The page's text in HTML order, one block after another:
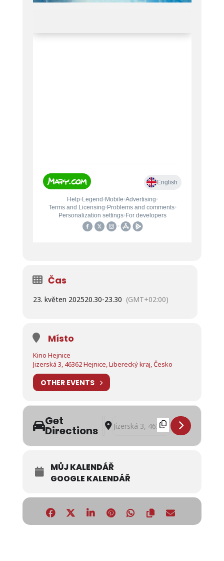
Čas
23. květen 202520.30-23.30 (GMT+02:00)
Místo
Kino Hejnice
Jizerská 3, 46362 Hejnice, Liberecký kraj, Česko
OTHER EVENTS
Get
Directions
Address - Kino Hejnice: Magoři na
Destination Address - Kino
MŮJ KALENDÁŘ
GOOGLE KALENDÁŘ